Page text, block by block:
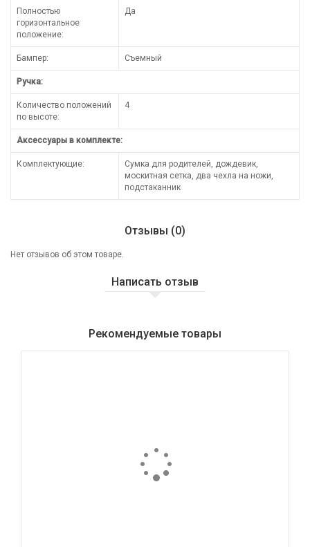
Полностью
горизонтальное
положение:
Да
Бампер: Съемный
Ручка:
Количество положений
по высоте:
4
Аксессуары в комплекте:
Комплектующие:
Сумка для родителей, дождевик,
москитная сетка, два чехла на ножи,
подстаканник
Отзывы (0)
Нет отзывов об этом товаре.
Написать отзыв
Рекомендуемые товары